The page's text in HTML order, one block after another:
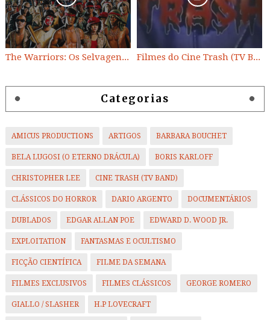
The Warriors: Os Selvagens da Noite Filmes do Cine Trash (TV BAND)
Categorias
AMICUS PRODUCTIONS ARTIGOS BARBARA BOUCHET
BELA LUGOSI (O ETERNO DRÁCULA) BORIS KARLOFF
CHRISTOPHER LEE CINE TRASH (TV BAND)
CLÁSSICOS DO HORROR DARIO ARGENTO DOCUMENTÁRIOS
DUBLADOS EDGAR ALLAN POE EDWARD D. WOOD JR.
EXPLOITATION FANTASMAS E OCULTISMO
FICÇÃO CIENTÍFICA FILME DA SEMANA
FILMES EXCLUSIVOS FILMES CLÁSSICOS GEORGE ROMERO
GIALLO / SLASHER H.P LOVECRAFT